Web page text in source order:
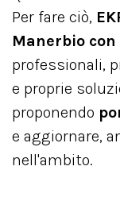
Per fare ciò,
Manerbio con
professionali,
e proprie
proponendo
e aggiornare,
nell'ambito.